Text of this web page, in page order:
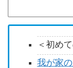
＜初め
我が家